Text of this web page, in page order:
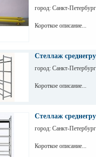
город: Санкт-Петербург
Короткое описание...
Стеллаж
город: Санкт-Петербург
Короткое описание...
Стеллаж
город: Санкт-Петербург
Короткое описание...